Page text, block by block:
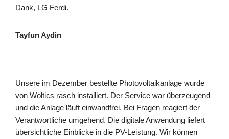
Dank, LG Ferdi.
Tayfun Aydin
Unsere im Dezember bestellte Photovoltaikanlage wurde
von Woltics rasch installiert. Der Service war überzeugend
und die Anlage läuft einwandfrei. Bei Fragen reagiert der
Verantwortliche umgehend. Die digitale Anwendung liefert
übersichtliche Einblicke in die PV-Leistung. Wir können